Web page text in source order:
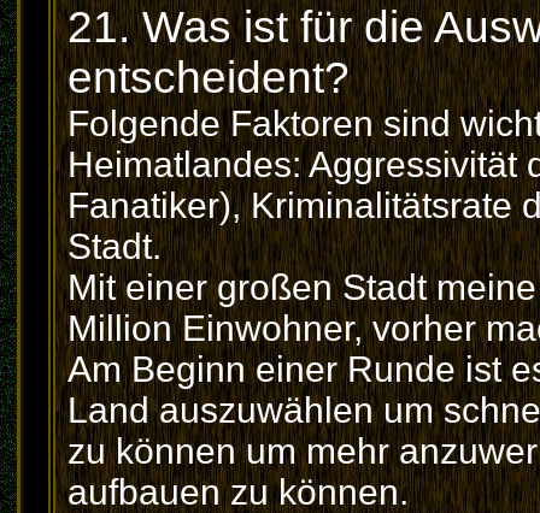
21. Was ist für die
entscheident?
Folgende Faktoren sind
Heimatlandes: Aggressivität
Fanatiker), Kriminalitätsrate
Stadt.
Mit einer großen Stadt
Million Einwohner, vorher
Am Beginn einer Runde ist
Land auszuwählen um
zu können um mehr
aufbauen zu können.